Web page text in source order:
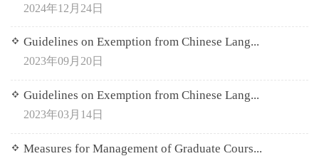
2024年12月24日
Guidelines on Exemption from Chinese Lang...
2023年09月20日
Guidelines on Exemption from Chinese Lang...
2023年03月14日
Measures for Management of Graduate Cours...